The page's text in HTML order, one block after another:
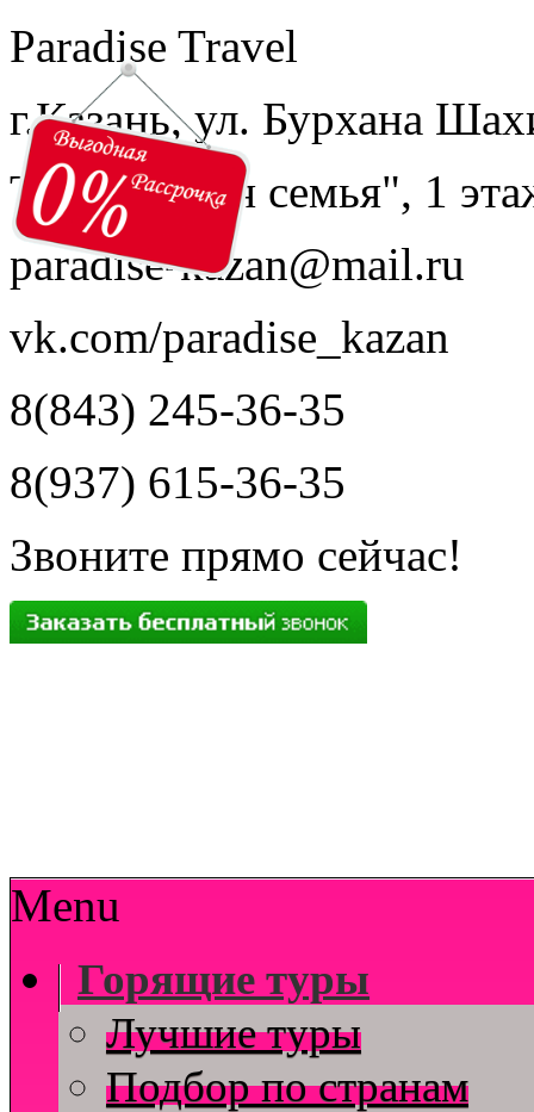
Paradise Travel
г.Казань, ул. Бурхана
ТЦ "Модная семья", 1
paradise-kazan@mail.ru
vk.com/paradise_kazan
8(843) 245-36-35
8(937) 615-36-35
Звоните прямо сейчас!
Menu
Горящие туры
Лучшие туры
Подбор по странам